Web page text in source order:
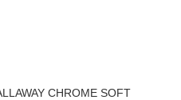
CHROME SOFT